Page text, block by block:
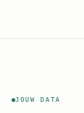
JOUW DATA